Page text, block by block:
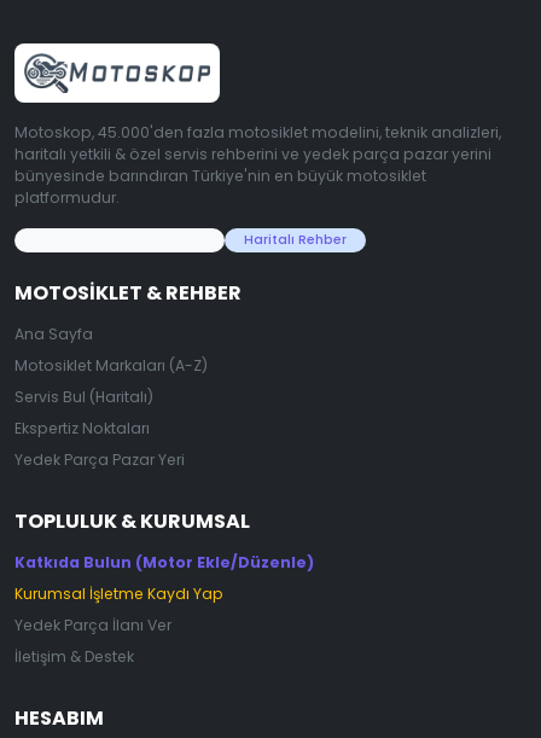
Motoskop, 45.000'den fazla motosiklet modelini, teknik analizleri,
haritalı yetkili & özel servis rehberini ve yedek parça pazar yerini
bünyesinde barındıran Türkiye'nin en büyük motosiklet
platformudur.
Haritalı Rehber
MOTOSIKLET & REHBER
Ana Sayfa
Motosiklet Markaları (A-Z)
Servis Bul (Haritalı)
Ekspertiz Noktaları
Yedek Parça Pazar Yeri
TOPLULUK & KURUMSAL
Katkıda Bulun (Motor Ekle/Düzenle)
Kurumsal İşletme Kaydı Yap
Yedek Parça İlanı Ver
İletişim & Destek
HESABIM